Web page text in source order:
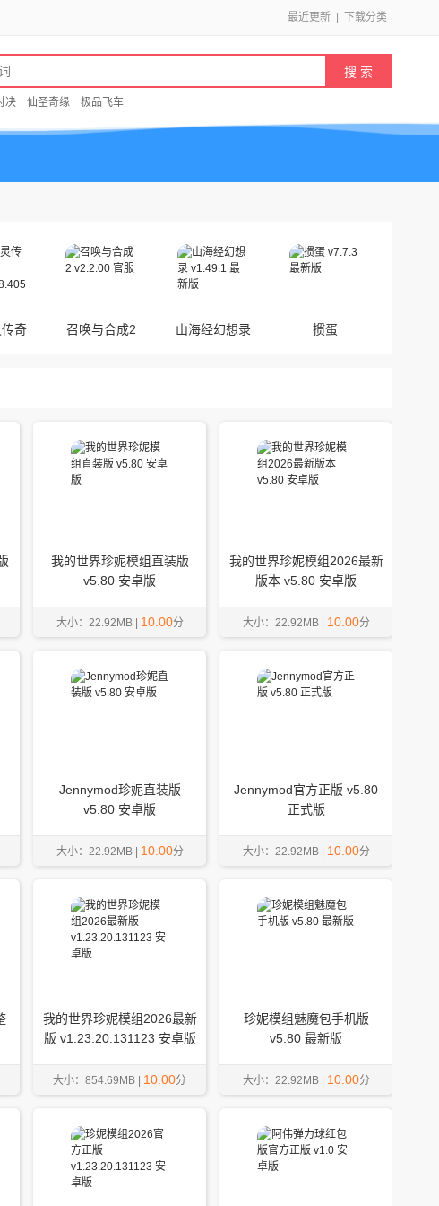
最近更新 下载分类
决 仙圣奇缘 极品飞车
奇 召唤与合成2 山海经幻想录 掼蛋
我的世界珍妮模组直装版
v5.80 安卓版
大小：22.92MB | 10.00分
我的世界珍妮模组2026最新
版本 v5.80 安卓版
大小：22.92MB | 10.00分
Jennymod珍妮直装版
v5.80 安卓版
大小：22.92MB | 10.00分
Jennymod官方正版 v5.80
正式版
大小：22.92MB | 10.00分
我的世界珍妮模组2026最新
版 v1.23.20.131123 安卓版
大小：854.69MB | 10.00分
珍妮模组魅魔包手机版
v5.80 最新版
大小：22.92MB | 10.00分